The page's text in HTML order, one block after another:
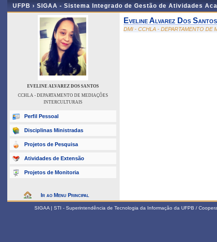
UFPB › SIGAA - Sistema Integrado de Gestão de Atividades
EVELINE ALVAREZ DOS SANTOS
CCHLA - DEPARTAMENTO DE MEDIAÇÕES
INTERCULTURAIS
Perfil Pessoal
Disciplinas Ministradas
Projetos de Pesquisa
Atividades de Extensão
Projetos de Monitoria
Ir ao Menu Principal
Eveline Alvarez Dos Santos
DMI - CCHLA - DEPARTAMENTO DE
SIGAA | STI - Superintendência de Tecnologia da Informação da UFPB /